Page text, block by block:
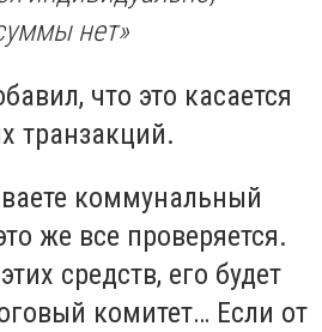
нет»
что это касается
транзакций.⠀
коммунальный
же все проверяется.
средств, его будет
комитет… Если от